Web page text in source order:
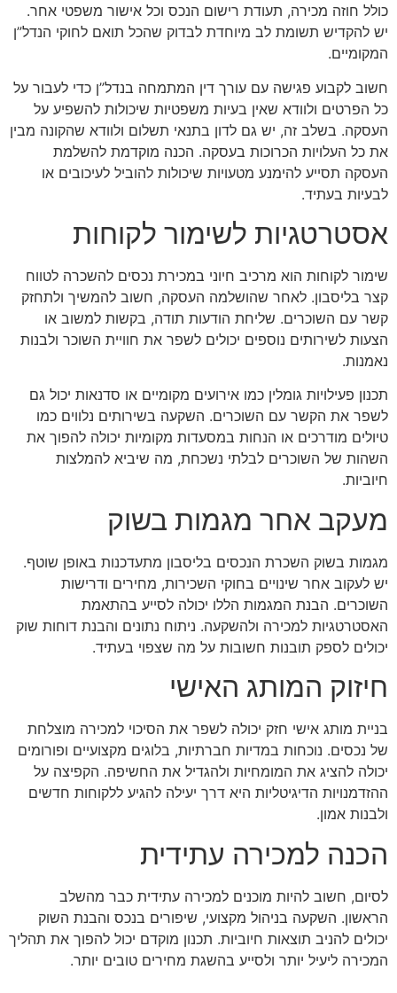
כולל חוזה מכירה, תעודת רישום הנכס וכל אישור משפטי אחר.
יש להקדיש תשומת לב מיוחדת לבדוק שהכל תואם לחוקי הנדל”ן
המקומיים.
חשוב לקבוע פגישה עם עורך דין המתמחה בנדל”ן כדי לעבור על
כל הפרטים ולוודא שאין בעיות משפטיות שיכולות להשפיע על
העסקה. בשלב זה, יש גם לדון בתנאי תשלום ולוודא שהקונה מבין
את כל העלויות הכרוכות בעסקה. הכנה מוקדמת להשלמת
העסקה תסייע להימנע מטעויות שיכולות להוביל לעיכובים או
לבעיות בעתיד.
אסטרטגיות לשימור לקוחות
שימור לקוחות הוא מרכיב חיוני במכירת נכסים להשכרה לטווח
קצר בליסבון. לאחר שהושלמה העסקה, חשוב להמשיך ולתחזק
קשר עם השוכרים. שליחת הודעות תודה, בקשות למשוב או
הצעות לשירותים נוספים יכולים לשפר את חוויית השוכר ולבנות
נאמנות.
תכנון פעילויות גומלין כמו אירועים מקומיים או סדנאות יכול גם
לשפר את הקשר עם השוכרים. השקעה בשירותים נלווים כמו
טיולים מודרכים או הנחות במסעדות מקומיות יכולה להפוך את
השהות של השוכרים לבלתי נשכחת, מה שיביא להמלצות
חיוביות.
מעקב אחר מגמות בשוק
מגמות בשוק השכרת הנכסים בליסבון מתעדכנות באופן שוטף.
יש לעקוב אחר שינויים בחוקי השכירות, מחירים ודרישות
השוכרים. הבנת המגמות הללו יכולה לסייע בהתאמת
האסטרטגיות למכירה ולהשקעה. ניתוח נתונים והבנת דוחות שוק
יכולים לספק תובנות חשובות על מה שצפוי בעתיד.
חיזוק המותג האישי
בניית מותג אישי חזק יכולה לשפר את הסיכוי למכירה מוצלחת
של נכסים. נוכחות במדיות חברתיות, בלוגים מקצועיים ופורומים
יכולה להציג את המומחיות ולהגדיל את החשיפה. הקפיצה על
ההזדמנויות הדיגיטליות היא דרך יעילה להגיע ללקוחות חדשים
ולבנות אמון.
הכנה למכירה עתידית
לסיום, חשוב להיות מוכנים למכירה עתידית כבר מהשלב
הראשון. השקעה בניהול מקצועי, שיפורים בנכס והבנת השוק
יכולים להניב תוצאות חיוביות. תכנון מוקדם יכול להפוך את תהליך
המכירה ליעיל יותר ולסייע בהשגת מחירים טובים יותר.